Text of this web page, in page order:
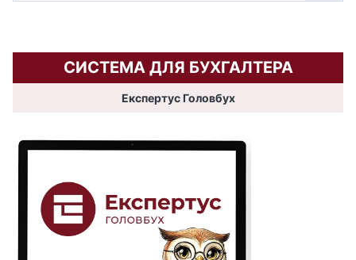
СИСТЕМА ДЛЯ БУХГАЛТЕРА
Експертус Головбух